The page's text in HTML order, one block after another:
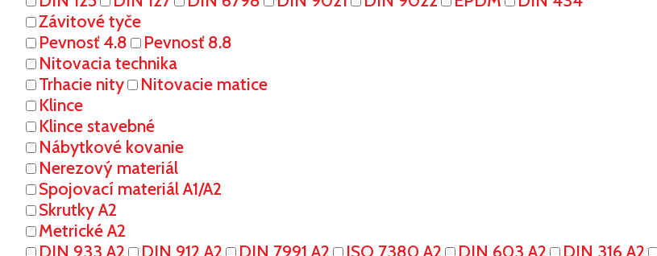
Závitové tyče
Pevnosť 4.8
Pevnosť 8.8
Nitovacia technika
Trhacie nity
Nitovacie matice
Klince
Klince stavebné
Nábytkové kovanie
Nerezový materiál
Spojovací materiál A1/A2
Skrutky A2
Metrické A2
DIN 933 A2
DIN 912 A2 DIN 7991 A2 ISO 7380 A2 DIN 603 A2 DIN 316 A2